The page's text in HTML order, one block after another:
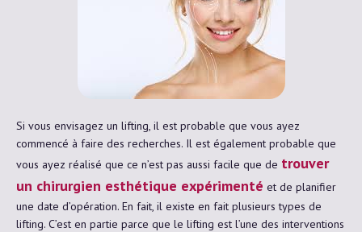
Si vous envisagez un lifting, il est probable que vous ayez
commencé à faire des recherches. Il est également probable que
vous ayez réalisé que ce n’est pas aussi facile que de trouver
un chirurgien esthétique expérimenté et de planifier
une date d’opération. En fait, il existe en fait plusieurs types de
lifting. C’est en partie parce que le lifting est l’une des interventions